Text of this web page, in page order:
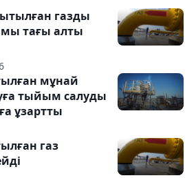
газды
тағы алты
мұнай
тыйым салуды
ұзартты
газ